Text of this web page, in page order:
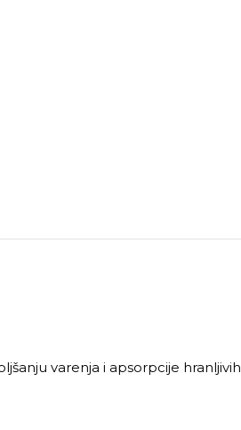
varenja i apsorpcije hranljivih